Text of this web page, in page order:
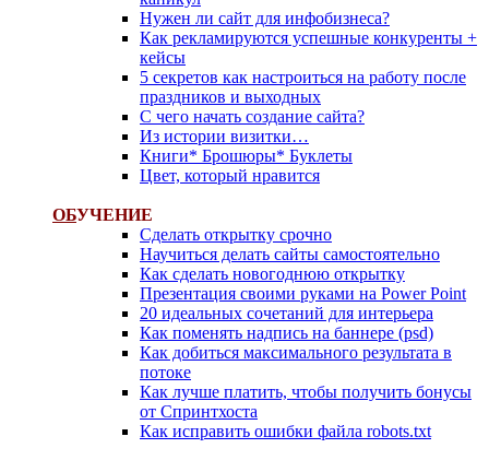
Нужен ли сайт для инфобизнеса?
Как рекламируются успешные конкуренты +
кейсы
5 секретов как настроиться на работу после
праздников и выходных
С чего начать создание сайта?
Из истории визитки…
Книги* Брошюры* Буклеты
Цвет, который нравится
ОБУЧЕНИЕ
Сделать открытку срочно
Научиться делать сайты самостоятельно
Как сделать новогоднюю открытку
Презентация своими руками на Power Point
20 идеальных сочетаний для интерьера
Как поменять надпись на баннере (psd)
Как добиться максимального результата в
потоке
Как лучше платить, чтобы получить бонусы
от Спринтхоста
Как исправить ошибки файла robots.txt